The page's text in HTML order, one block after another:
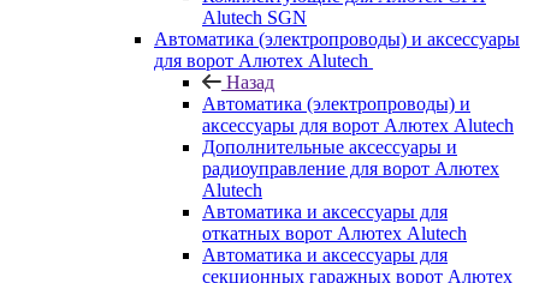
Alutech SGN
Автоматика (электропроводы) и аксессуары
для ворот Алютех Alutech
Назад
Автоматика (электропроводы) и
аксессуары для ворот Алютех Alutech
Дополнительные аксессуары и
радиоуправление для ворот Алютех
Alutech
Автоматика и аксессуары для
откатных ворот Алютех Alutech
Автоматика и аксессуары для
секционных гаражных ворот Алютех